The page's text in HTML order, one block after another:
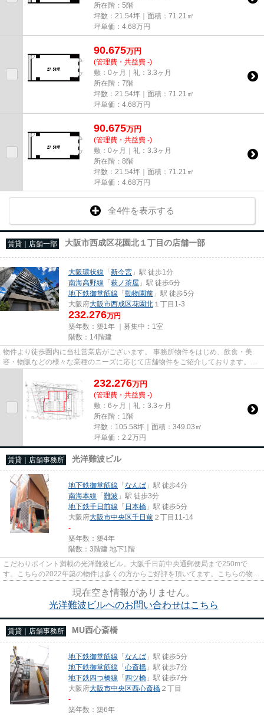
所在階：5階
坪数：21.54坪｜面積：71.21㎡
坪単価： 4.68万円
90.675万円
(管理費・共益費 -)
敷：0ヶ月｜礼：3.3ヶ月
所在階：7階
坪数：21.54坪｜面積：71.21㎡
坪単価： 4.68万円
90.675万円
(管理費・共益費 -)
敷：0ヶ月｜礼：3.3ヶ月
所在階：8階
坪数：21.54坪｜面積：71.21㎡
坪単価： 4.68万円
全4件を表示する
賃貸｜店舗一部 大阪市西成区花園北１丁目の店舗一部
大阪環状線 「新今宮 」駅 徒歩1分
南海高野線 「萩ノ茶屋 」駅 徒歩6分
地下鉄御堂筋線 「動物園前 」駅 徒歩5分
大阪府大阪市西成区花園北 １丁目1-3
232.276万円
築年数：築1年 ｜募集中： 1室
階数：14階建
物件より徒歩圏内に当社営業店がございます。 事務所物件をはじめ、飲食・美
容・物販などの様々な業種のニーズに応じて店舗物件をご紹介しております。
尚、弊社ではおとり広告は一切...
232.276万円
(管理費・共益費 -)
敷：6ヶ月｜礼：3.3ヶ月
所在階：1階
坪数：105.58坪｜面積：349.03㎡
坪単価： 2.2万円
賃貸｜店舗事務所 光洋難波ビル
地下鉄御堂筋線 「なんば 」駅 徒歩4分
南海本線 「難波 」駅 徒歩3分
地下鉄千日前線 「 日本橋 」駅 徒歩5分
大阪府大阪市中央区千日前 ２丁目11-14
-
築年数：築4年
階数：3階建 地下1階
こだわりポイント満載の光洋難波ビル。大阪千日前中央通郵便局まで250mで
す。こちらの2022年築の物件は多くの方からご好評を頂いてます。こちらの物件
はエレベーター付きです。
現在空き情報がありません。
光洋難波ビルへのお問い合わせはこちら
賃貸｜店舗事務所 MU西心斎橋
地下鉄御堂筋線 「なんば 」駅 徒歩5分
地下鉄御堂筋線 「心斎橋 」駅 徒歩7分
地下鉄四つ橋線 「四ツ橋 」駅 徒歩7分
大阪府大阪市中央区西心斎橋 ２丁目
-
築年数：築6年